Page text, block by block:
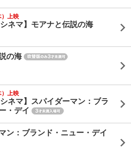
上映
シネマ】モアナと伝説の海
の海
上映
シネマ】スパイダーマン：ブラ
・デイ
ン：ブランド・ニュー・デイ